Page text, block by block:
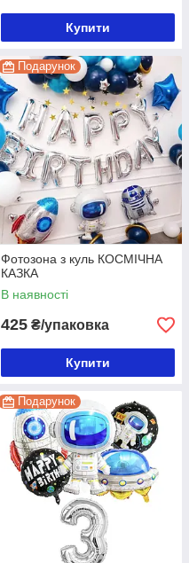
Купити
Подарунок
Фотозона з куль КОСМІЧНА
КАЗКА
В наявності
425 ₴/упаковка
Купити
Подарунок